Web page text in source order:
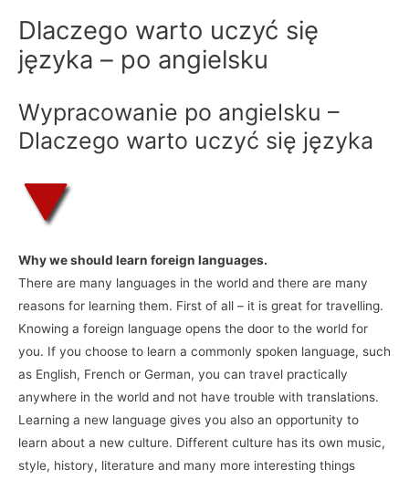
Dlaczego warto uczyć się
języka – po angielsku
Wypracowanie po angielsku –
Dlaczego warto uczyć się języka
Why we should learn foreign languages.
There are many languages in the world and there are many
reasons for learning them. First of all – it is great for travelling.
Knowing a foreign language opens the door to the world for
you. If you choose to learn a commonly spoken language, such
as English, French or German, you can travel practically
anywhere in the world and not have trouble with translations.
Learning a new language gives you also an opportunity to
learn about a new culture. Different culture has its own music,
style, history, literature and many more interesting things